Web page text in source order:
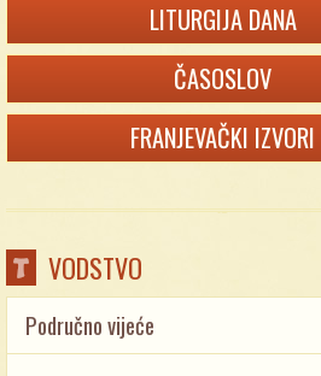
LITURGIJA DANA
ČASOSLOV
FRANJEVAČKI IZVORI
VODSTVO
Područno vijeće